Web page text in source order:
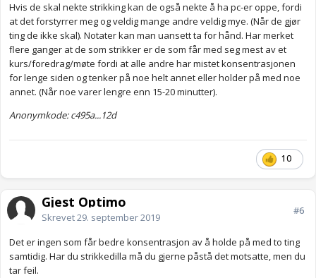
Hvis de skal nekte strikking kan de også nekte å ha pc-er oppe, fordi
at det forstyrrer meg og veldig mange andre veldig mye. (Når de gjør
ting de ikke skal). Notater kan man uansett ta for hånd. Har merket
flere ganger at de som strikker er de som får med seg mest av et
kurs/foredrag/møte fordi at alle andre har mistet konsentrasjonen
for lenge siden og tenker på noe helt annet eller holder på med noe
annet. (Når noe varer lengre enn 15-20 minutter).
Anonymkode: c495a...12d
10
Gjest Optimo
Skrevet29. september 2019
#6
Det er ingen som får bedre konsentrasjon av å holde på med to ting
samtidig. Har du strikkedilla må du gjerne påstå det motsatte, men du
tar feil.